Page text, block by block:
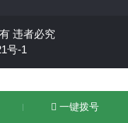
违者必究
号-1
一键拨号